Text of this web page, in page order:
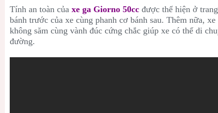
Tính an toàn của xe ga Giorno 50cc được thể hiện ở
bánh trước của xe cùng phanh cơ bánh sau. Thêm nữa,
không săm cùng vành đúc cứng chắc giúp xe có thể di
đường.